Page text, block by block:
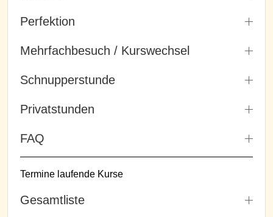
Perfektion
Mehrfachbesuch / Kurswechsel
Schnupperstunde
Privatstunden
FAQ
Termine laufende Kurse
Gesamtliste